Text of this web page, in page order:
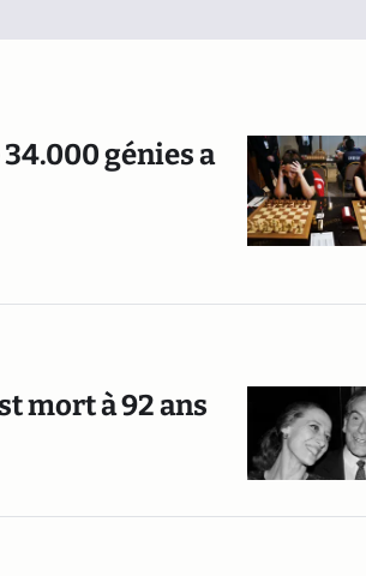
génies a
mort à 92 ans